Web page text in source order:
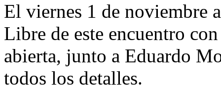
El viernes 1 de noviembre
Libre de este encuentro
abierta, junto a Eduardo
todos los detalles.